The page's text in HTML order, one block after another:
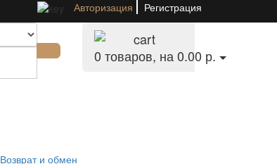
Авторизация Регистрация
0 товаров, на 0.00 р.
Возврат и обмен